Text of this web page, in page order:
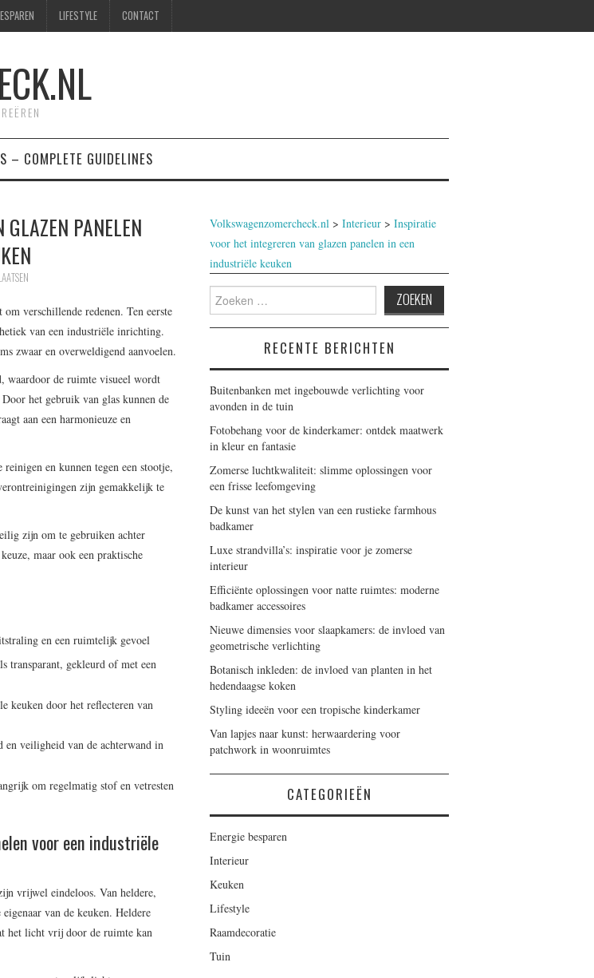
LIFESTYLE CONTACT
– COMPLETE GUIDELINES
GLAZEN PANELEN
verschillende redenen. Ten eerste
van een industriële inrichting.
zwaar en overweldigend aanvoelen.
waardoor de ruimte visueel wordt
het gebruik van glas kunnen de
aan een harmonieuze en
en kunnen tegen een stootje,
zijn gemakkelijk te
zijn om te gebruiken achter
maar ook een praktische
en een ruimtelijk gevoel
transparant, gekleurd of met een
keuken door het reflecteren van
en veiligheid van de achterwand in
om regelmatig stof en vetresten
voor een industriële
vrijwel eindeloos. Van heldere,
van de keuken. Heldere
het licht vrij door de ruimte kan
Volkswagenzomercheck.nl > Interieur > Inspiratie
voor het integreren van glazen panelen in een
industriële keuken
Zoeken
naar:
RECENTE BERICHTEN
Buitenbanken met ingebouwde verlichting voor
avonden in de tuin
Fotobehang voor de kinderkamer: ontdek maatwerk
in kleur en fantasie
Zomerse luchtkwaliteit: slimme oplossingen voor
een frisse leefomgeving
De kunst van het stylen van een rustieke farmhous
badkamer
Luxe strandvilla’s: inspiratie voor je zomerse
interieur
Efficiënte oplossingen voor natte ruimtes: moderne
badkamer accessoires
Nieuwe dimensies voor slaapkamers: de invloed van
geometrische verlichting
Botanisch inkleden: de invloed van planten in het
hedendaagse koken
Styling ideeën voor een tropische kinderkamer
Van lapjes naar kunst: herwaardering voor
patchwork in woonruimtes
CATEGORIEËN
Energie besparen
Interieur
Keuken
Lifestyle
Raamdecoratie
Tuin